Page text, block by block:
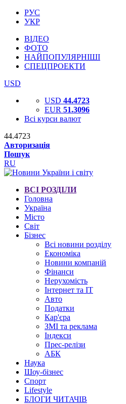
РУС
УКР
ВІДЕО
ФОТО
НАЙПОПУЛЯРНІШІ
СПЕЦПРОЕКТИ
USD
USD 44.4723
EUR 51.3096
Всі курси валют
44.4723
Авторизація
Пошук
RU
ВСІ РОЗДІЛИ
Головна
Україна
Місто
Світ
Бізнес
Всі новини розділу
Економіка
Новини компаній
Фінанси
Нерухомість
Інтернет та IT
Авто
Податки
Кар'єра
ЗМІ та реклама
Індекси
Прес-релізи
АБК
Наука
Шоу-бізнес
Спорт
Lifestyle
БЛОГИ ЧИТАЧІВ